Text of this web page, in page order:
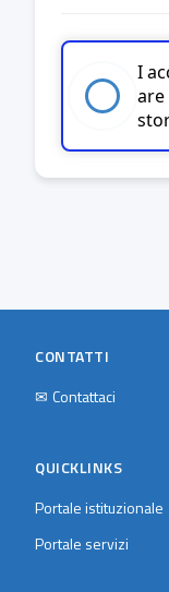
I
are
CONTATTI
✉ Contattaci
QUICKLINKS
Portale istituzionale
Portale servizi